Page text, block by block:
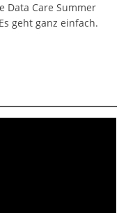
Data Care Summer
geht ganz einfach.